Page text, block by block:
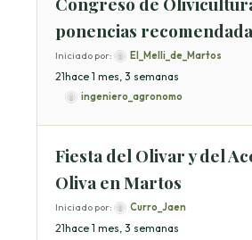
ponencias
Iniciado por: El_Melli_de_Martos
21hace 1 mes, 3 semanas
ingeniero_agronomo
Fiesta del Olivar y del
Oliva en Martos
Iniciado por: Curro_Jaen
21hace 1 mes, 3 semanas